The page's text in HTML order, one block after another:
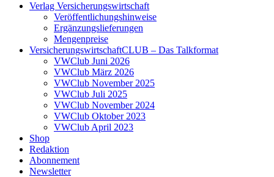
Verlag Versicherungswirtschaft
Veröffentlichungshinweise
Ergänzungslieferungen
Mengenpreise
VersicherungswirtschaftCLUB – Das Talkformat
VWClub Juni 2026
VWClub März 2026
VWClub November 2025
VWClub Juli 2025
VWClub November 2024
VWClub Oktober 2023
VWClub April 2023
Shop
Redaktion
Abonnement
Newsletter